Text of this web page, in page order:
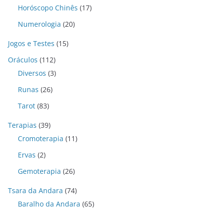
Horóscopo Chinês (17)
Numerologia (20)
Jogos e Testes (15)
Oráculos (112)
Diversos (3)
Runas (26)
Tarot (83)
Terapias (39)
Cromoterapia (11)
Ervas (2)
Gemoterapia (26)
Tsara da Andara (74)
Baralho da Andara (65)